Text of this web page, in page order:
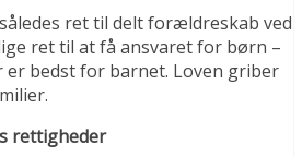
ret til delt forældreskab ved
ret til at få ansvaret for børn –
bedst for barnet. Loven griber
rettigheder